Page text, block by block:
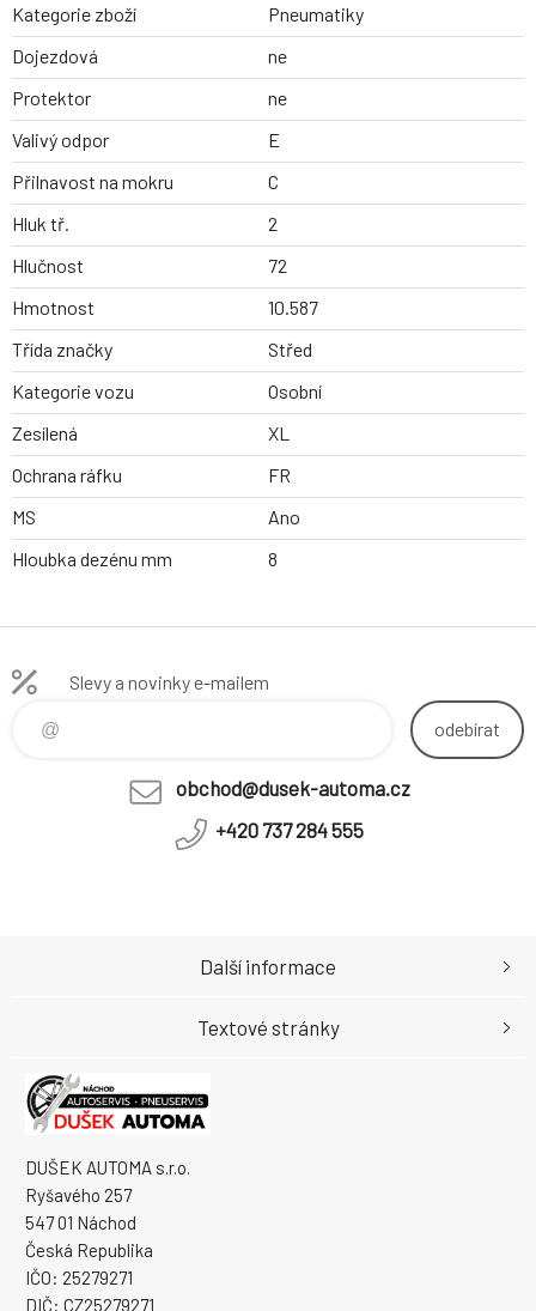
Kategorie zboží
Pneumatiky
Dojezdová
ne
Protektor
ne
Valivý odpor
E
Přilnavost na mokru
C
Hluk tř.
2
Hlučnost
72
Hmotnost
10.587
Třída značky
Střed
Kategorie vozu
Osobní
Zesílená
XL
Ochrana ráfku
FR
MS
Ano
Hloubka dezénu mm
8
Slevy a novinky e-mailem
odebírat
obchod@dusek-automa.cz
+420 737 284 555
DUŠEK AUTOMA s.r.o.
Ryšavého 257
547 01 Náchod
Česká Republika
IČO: 25279271
DIČ: CZ25279271
Další informace
Textové stránky